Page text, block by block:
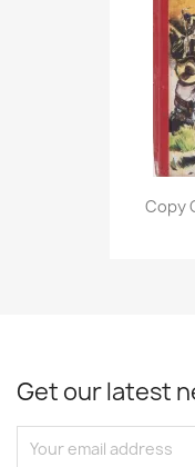
Copy
Get our latest